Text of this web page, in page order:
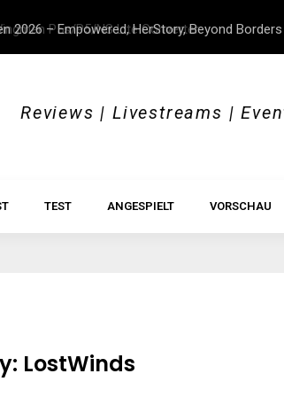
P5s/P5/NS Lite Converter
2026 – Empowered, HerStory, Beyond Borders
Reviews | Livestreams |
TEST ANGESPIELT VORSCHAU
LostWinds